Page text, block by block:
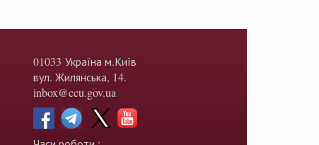
01033 Україна м.Київ
вул. Жилянська, 14.
inbox@ccu.gov.ua